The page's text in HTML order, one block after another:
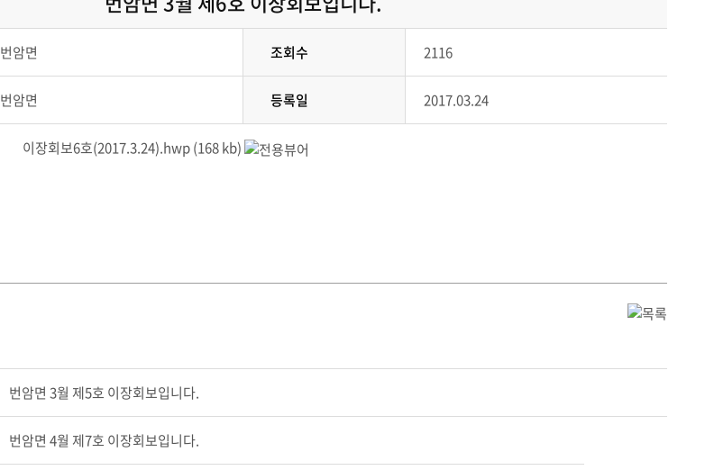
번암면 조회수 2116
번암면 등록일 2017.03.24
이장회보6호(2017.3.24).hwp (168 kb)
번암면 3월 제5호 이장회보입니다.
번암면 4월 제7호 이장회보입니다.